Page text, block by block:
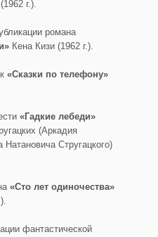
г.).
романа
Кена Кизи (1962 г.).
«Сказки по телефону»
«Гадкие лебеди»
(Аркадия
Натановича Стругацкого)
«Сто лет одиночества»
фантастической